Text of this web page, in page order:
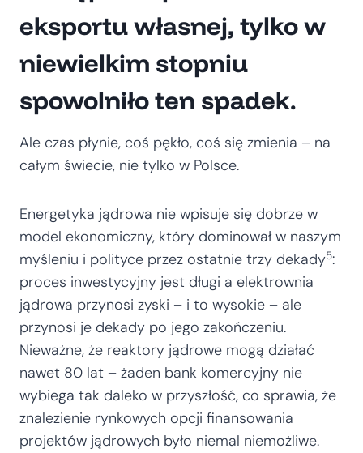
eksportu własnej, tylko w
niewielkim stopniu
spowolniło ten spadek.
Ale czas płynie, coś pękło, coś się zmienia – na
całym świecie, nie tylko w Polsce.
Energetyka jądrowa nie wpisuje się dobrze w
model ekonomiczny, który dominował w naszym
myśleniu i polityce przez ostatnie trzy dekady5:
proces inwestycyjny jest długi a elektrownia
jądrowa przynosi zyski – i to wysokie – ale
przynosi je dekady po jego zakończeniu.
Nieważne, że reaktory jądrowe mogą działać
nawet 80 lat – żaden bank komercyjny nie
wybiega tak daleko w przyszłość, co sprawia, że
znalezienie rynkowych opcji finansowania
projektów jądrowych było niemal niemożliwe.